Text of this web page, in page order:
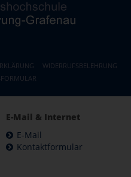
WIDERRUFSBELEHRUNG
E-Mail & Internet
E-Mail
Kontaktformular